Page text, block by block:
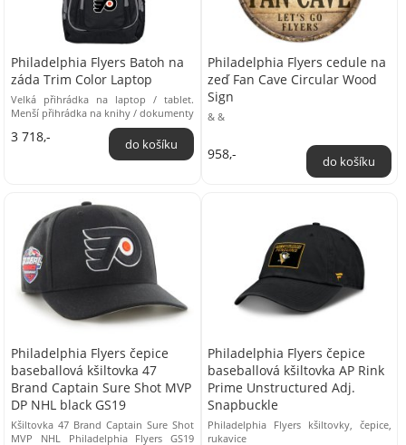
Philadelphia Flyers Batoh na
záda Trim Color Laptop
Velká přihrádka na laptop / tablet.
Menší přihrádka na knihy / dokumenty
Kapsa na MP3 / Media Boční kapsy
Polstrovaná ...
3 718,-
Philadelphia Flyers cedule na
zeď Fan Cave Circular Wood
Sign
& &
958,-
Philadelphia Flyers čepice
baseballová kšiltovka 47
Brand Captain Sure Shot MVP
DP NHL black GS19
Kšiltovka 47 Brand Captain Sure Shot
MVP NHL Philadelphia Flyers GS19
Philadelphia Flyers čepice
baseballová kšiltovka AP Rink
Prime Unstructured Adj.
Snapbuckle
Philadelphia Flyers kšiltovky, čepice,
rukavice